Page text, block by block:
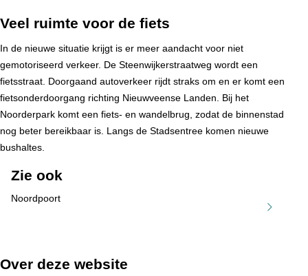
Veel ruimte voor de fiets
In de nieuwe situatie krijgt is er meer aandacht voor niet
gemotoriseerd verkeer. De Steenwijkerstraatweg wordt een
fietsstraat. Doorgaand autoverkeer rijdt straks om en er komt een
fietsonderdoorgang richting Nieuwveense Landen. Bij het
Noorderpark komt een fiets- en wandelbrug, zodat de binnenstad
nog beter bereikbaar is. Langs de Stadsentree komen nieuwe
bushaltes.
Zie ook
Noordpoort
Over deze website